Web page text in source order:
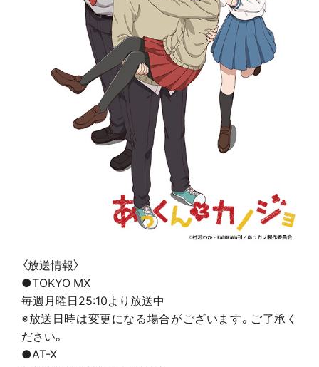
〈放送情報〉
●TOKYO MX
毎週月曜日25:10より放送中
※放送日時は変更になる場合がございます。ご了承く
ださい。
●AT-X